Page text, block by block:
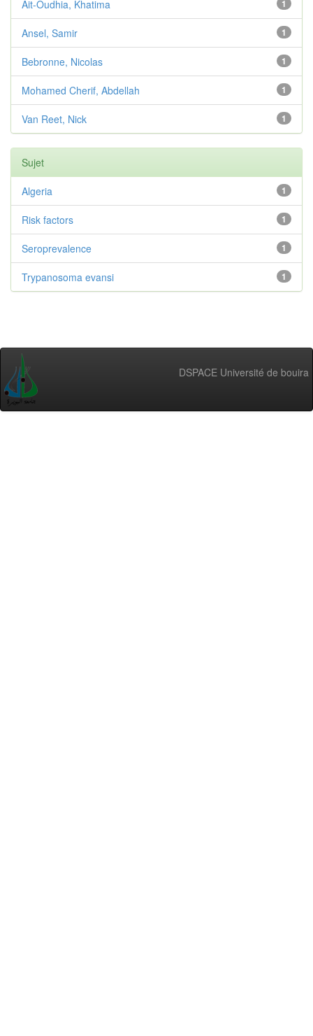
1
Ait-Oudhia, Khatima
1
Ansel, Samir
1
Bebronne, Nicolas
1
Mohamed Cherif, Abdellah
1
Van Reet, Nick
Sujet
1
Algeria
1
Risk factors
1
Seroprevalence
1
Trypanosoma evansi
DSPACE Université de bouira